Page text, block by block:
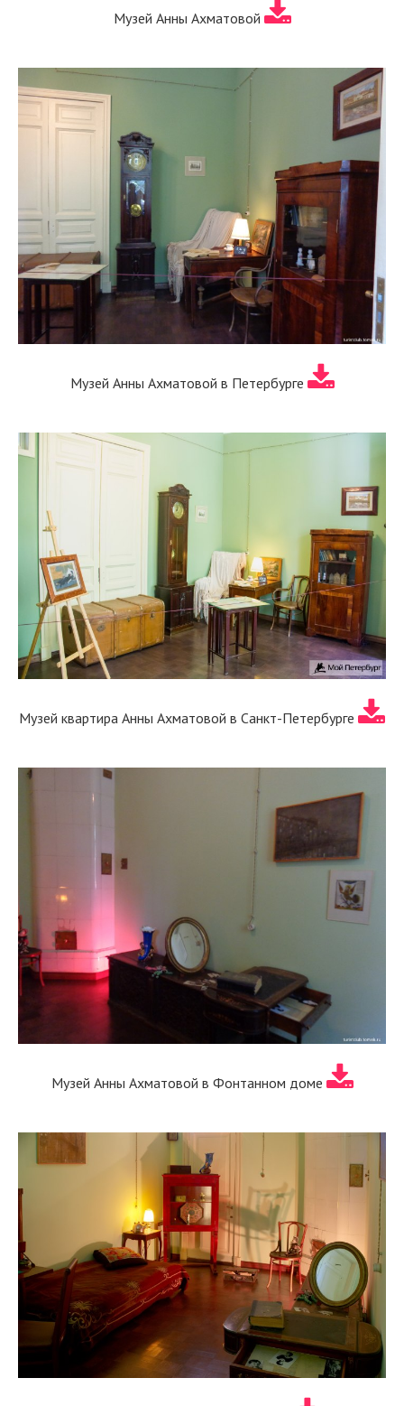
Музей Анны Ахматовой
Музей Анны Ахматовой в Петербурге
Музей квартира Анны Ахматовой в Санкт-Петербурге
Музей Анны Ахматовой в Фонтанном доме